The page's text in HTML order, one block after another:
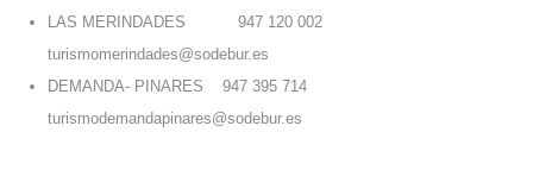
LAS MERINDADES 947 120 002
turismomerindades@sodebur.es
DEMANDA- PINARES 947 395 714
turismodemandapinares@sodebur.es